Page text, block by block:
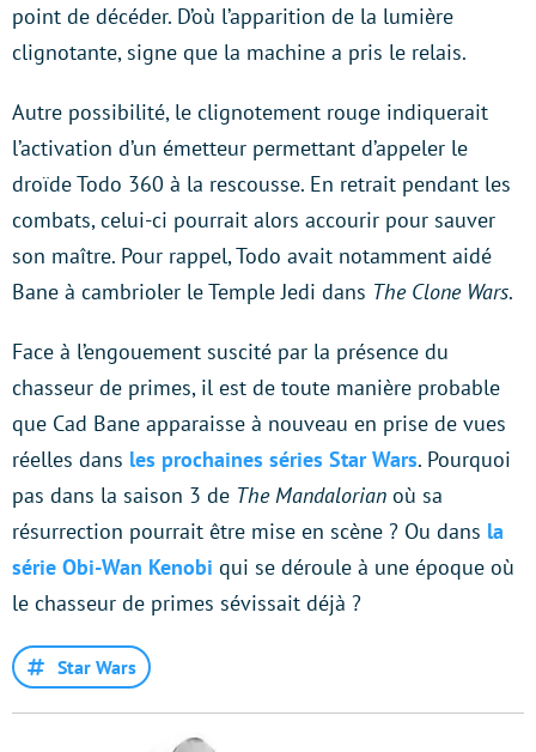
point de décéder. D’où l’apparition de la lumière
clignotante, signe que la machine a pris le relais.
Autre possibilité, le clignotement rouge indiquerait
l’activation d’un émetteur permettant d’appeler le
droïde Todo 360 à la rescousse. En retrait pendant les
combats, celui-ci pourrait alors accourir pour sauver
son maître. Pour rappel, Todo avait notamment aidé
Bane à cambrioler le Temple Jedi dans The Clone Wars.
Face à l’engouement suscité par la présence du
chasseur de primes, il est de toute manière probable
que Cad Bane apparaisse à nouveau en prise de vues
réelles dans les prochaines séries Star Wars. Pourquoi
pas dans la saison 3 de The Mandalorian où sa
résurrection pourrait être mise en scène ? Ou dans la
série Obi-Wan Kenobi qui se déroule à une époque où
le chasseur de primes sévissait déjà ?
Star Wars